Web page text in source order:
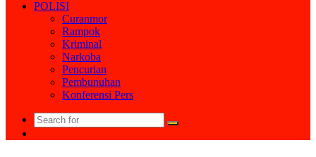
POLISI
Curanmor
Rampok
Kriminal
Narkoba
Pencurian
Pembunuhan
Konferensi Pers
Search
for